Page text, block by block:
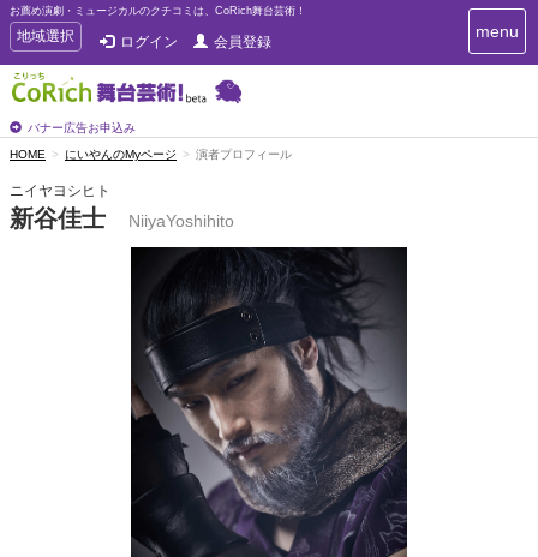
お薦め演劇・ミュージカルのクチコミは、CoRich舞台芸術！
T
o
g
g
e
n
v
i
地域選択 ログイン 会員登録
バナー広告お申込み
T
o
menu
HOME にいやんのMyページ 演者プロフィール
ニイヤヨシヒト
新谷佳士 NiiyaYoshihito